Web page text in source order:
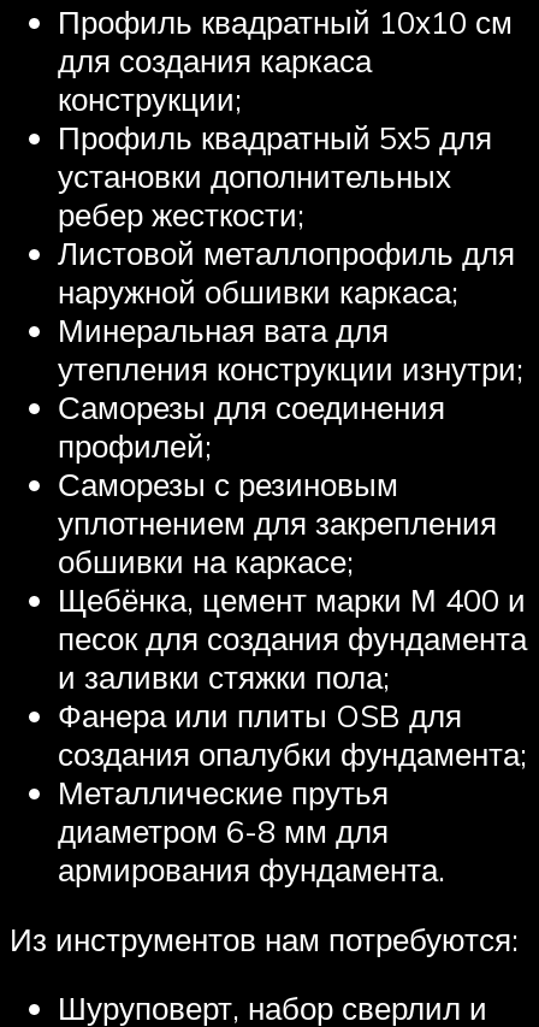
Профиль квадратный 10х10 см
для создания каркаса
конструкции;
Профиль квадратный 5х5 для
установки дополнительных
ребер жесткости;
Листовой металлопрофиль для
наружной обшивки каркаса;
Минеральная вата для
утепления конструкции изнутри;
Саморезы для соединения
профилей;
Саморезы с резиновым
уплотнением для закрепления
обшивки на каркасе;
Щебёнка, цемент марки М 400 и
песок для создания фундамента
и заливки стяжки пола;
Фанера или плиты OSB для
создания опалубки фундамента;
Металлические прутья
диаметром 6-8 мм для
армирования фундамента.
Из инструментов нам потребуются:
Шуруповерт, набор сверлил и